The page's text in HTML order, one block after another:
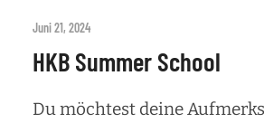
Juni 21, 2024
HKB Summer School
Du möchtest deine